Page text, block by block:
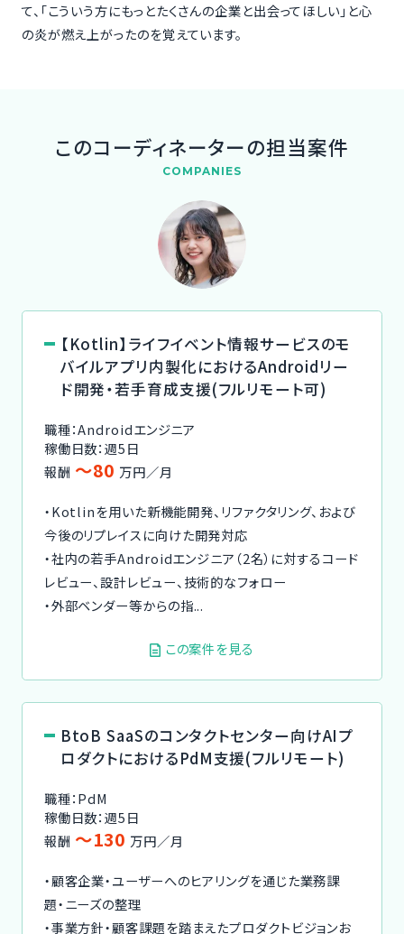
て、「こういう方にもっとたくさんの企業と出会ってほしい」と心
の炎が燃え上がったのを覚えています。
このコーディネーターの担当案件
COMPANIES
【Kotlin】ライフイベント情報サービスのモ
バイルアプリ内製化におけるAndroidリー
ド開発・若手育成支援(フルリモート可)
職種：Androidエンジニア
稼働日数：週5日
報酬 〜80 万円／月
・Kotlinを用いた新機能開発、リファクタリング、および
今後のリプレイスに向けた開発対応
・社内の若手Androidエンジニア（2名）に対するコード
レビュー、設計レビュー、技術的なフォロー
・外部ベンダー等からの指...
この案件を見る
BtoB SaaSのコンタクトセンター向けAIプ
ロダクトにおけるPdM支援(フルリモート)
職種：PdM
稼働日数：週5日
報酬 〜130 万円／月
・顧客企業・ユーザーへのヒアリングを通じた業務課
題・ニーズの整理
・事業方針・顧客課題を踏まえたプロダクトビジョンお